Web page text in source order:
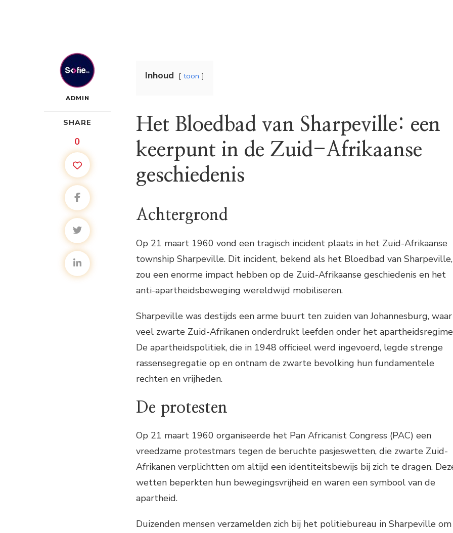
ADMIN
SHARE
0
Inhoud toon
Het Bloedbad van Sharpeville: een
keerpunt in de Zuid-Afrikaanse
geschiedenis
Achtergrond
Op 21 maart 1960 vond een tragisch incident plaats in het Zuid-Afrikaanse
township Sharpeville. Dit incident, bekend als het Bloedbad van Sharpeville,
zou een enorme impact hebben op de Zuid-Afrikaanse geschiedenis en het
anti-apartheidsbeweging wereldwijd mobiliseren.
Sharpeville was destijds een arme buurt ten zuiden van Johannesburg, waar
veel zwarte Zuid-Afrikanen onderdrukt leefden onder het
De apartheidspolitiek, die in 1948 officieel werd ingevoerd, legde strenge
rassensegregatie op en ontnam de zwarte bevolking hun fundamentele
rechten en vrijheden.
De protesten
Op 21 maart 1960 organiseerde het Pan Africanist Congress (PAC) een
vreedzame protestmars tegen de beruchte pasjeswetten, die zwarte Zuid-
Afrikanen verplichtten om altijd een identiteitsbewijs bij zich te dragen.
wetten beperkten hun bewegingsvrijheid en waren een symbool van de
apartheid.
Duizenden mensen verzamelden zich bij het politiebureau in Sharpeville om